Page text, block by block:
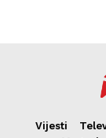
Vijesti